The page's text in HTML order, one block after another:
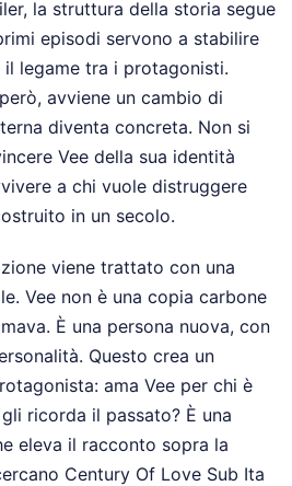
la struttura della storia segue
episodi servono a stabilire
legame tra i protagonisti.
avviene un cambio di
diventa concreta. Non si
Vee della sua identità
a chi vuole distruggere
in un secolo.
viene trattato con una
Vee non è una copia carbone
È una persona nuova, con
Questo crea un
ama Vee per chi è
ricorda il passato? È una
eleva il racconto sopra la
Century Of Love Sub Ita